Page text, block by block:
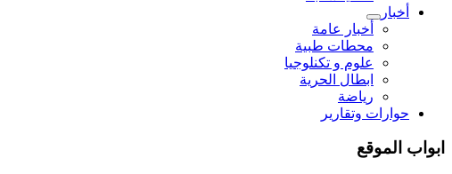
أخبار
أخبار عامة
محطات طبية
علوم و تکنلوجیا
ابطال الحرية
رياضة
حوارات وتقارير
ابواب الموقع